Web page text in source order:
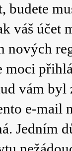
, budete
váš účet
nových
moci
vám byl
e-mail
Jedním